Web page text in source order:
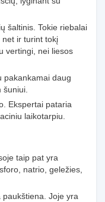
šaltinis. Tokie riebalai
net ir turint tokį
vertingi, nei liesos
pakankamai daug
šuniui.
Ekspertai pataria
laikotarpiu.
taip pat yra
natrio, geležies,
Joje yra